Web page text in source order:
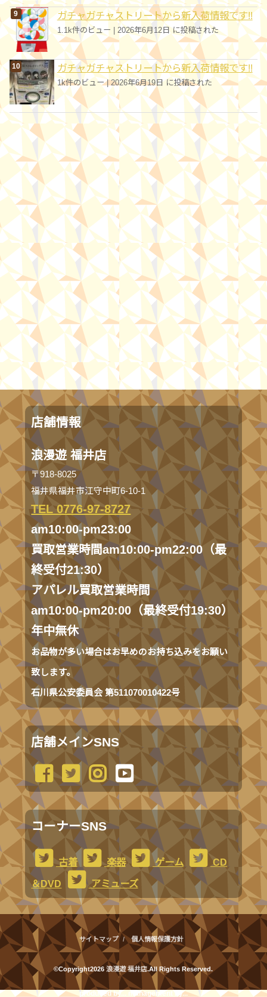
ガチャガチャストリートから新入荷情報です!!
1.1k件のビュー 2026年6月12日 に投稿された
ガチャガチャストリートから新入荷情報です!!
1k件のビュー|2026年6月19日 に投稿された
店舗情報
浪漫遊 福井店
〒918-8025
福井県福井市江守中町6-10-1
TEL 0776-97-8727
am10:00-pm23:00
買取営業時間am10:00-pm22:00（最
終受付21:30）
アパレル買取営業時間
am10:00-pm20:00（最終受付19:30）
年中無休
お品物が多い場合はお早めのお持ち込みをお願い
致します。
石川県公安委員会 第511070010422号
店舗メインSNS
コーナーSNS
古着 楽器 ゲーム
CD
＆DVD
アミューズ
サイトマップ 個人情報保護方針
©Copyright2026浪漫遊 福井店.All Rights Reserved.
produced by... management by...